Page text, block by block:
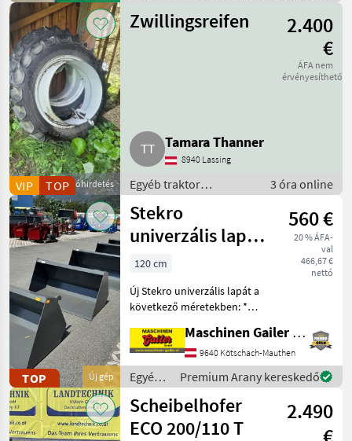
tartozékok
Apróhirdetés
VIP TOP
Zwillingsreifen
2.400
€
ÁFA nem
érvényesíthető
Tamara Thanner
8940 Lassing
Egyéb traktor
tartozékok / Egyéb
erőgép tartozékok
3 óra online
TOP Új gép
Stekro
univerzális lapát
ÚJ 120–240 cm
560 €
20 % ÁFA-
val
466,67 €
nettó
120 cm
Új Stekro univerzális lapát a
következő méretekben: *
120x70x64 cm; 0, 43 m³; 147
kg; 560 € áfával együtt *
Szélesség/magasság/mélység:
Maschinen Gailer GmbH
9640 Kötschach-Mauthen
Egyéb
traktor
tartozékok
/
Premium Arany kereskedő
Scheibelhofer
ECO 200/110 T
2.490